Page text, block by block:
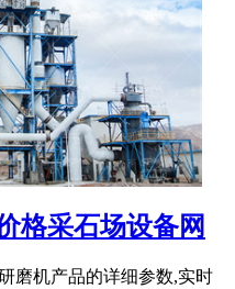
格采石场设备网
磨机产品的详细参数,实时